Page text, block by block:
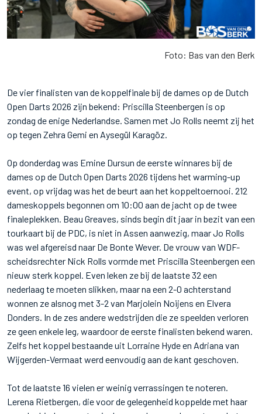
Foto: Bas van den Berk
De vier finalisten van de koppelfinale bij de dames op de Dutch
Open Darts 2026 zijn bekend: Priscilla Steenbergen is op
zondag de enige Nederlandse. Samen met Jo Rolls neemt zij het
op tegen Zehra Gemi en Aysegül Karagöz.
Op donderdag was Emine Dursun de eerste winnares bij de
dames op de Dutch Open Darts 2026 tijdens het warming-up
event, op vrijdag was het de beurt aan het koppeltoernooi. 212
dameskoppels begonnen om 10:00 aan de jacht op de twee
finaleplekken. Beau Greaves, sinds begin dit jaar in bezit van een
tourkaart bij de PDC, is niet in Assen aanwezig, maar Jo Rolls
was wel afgereisd naar De Bonte Wever. De vrouw van WDF-
scheidsrechter Nick Rolls vormde met Priscilla Steenbergen een
nieuw sterk koppel. Even leken ze bij de laatste 32 een
nederlaag te moeten slikken, maar na een 2-0 achterstand
wonnen ze alsnog met 3-2 van Marjolein Noijens en Elvera
Donders. In de zes andere wedstrijden die ze speelden verloren
ze geen enkele leg, waardoor de eerste finalisten bekend waren.
Zelfs het koppel bestaande uit Lorraine Hyde en Adriana van
Wijgerden-Vermaat werd eenvoudig aan de kant geschoven.
Tot de laatste 16 vielen er weinig verrassingen te noteren.
Lerena Rietbergen, die voor de gelegenheid koppelde met haar